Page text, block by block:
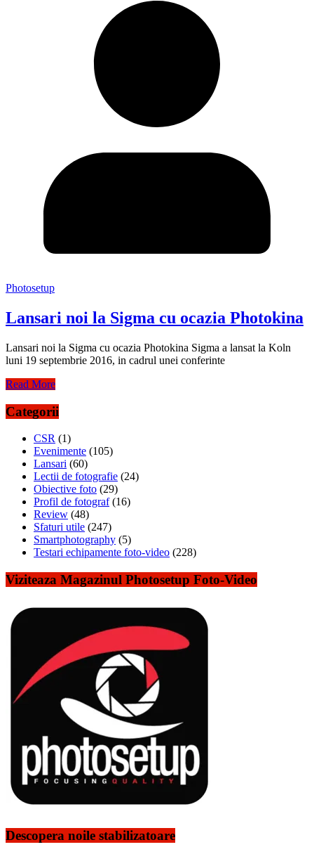
Photosetup
Lansari noi la Sigma cu ocazia Photokina
Lansari noi la Sigma cu ocazia Photokina Sigma a lansat la Koln
luni 19 septembrie 2016, in cadrul unei conferinte
Read More
Categorii
CSR (1)
Evenimente (105)
Lansari (60)
Lectii de fotografie (24)
Obiective foto (29)
Profil de fotograf(16)
Review (48)
Sfaturi utile (247)
Smartphotography (5)
Testari echipamente foto-video (228)
Viziteaza Magazinul Photosetup Foto-Video
Descopera noile stabilizatoare